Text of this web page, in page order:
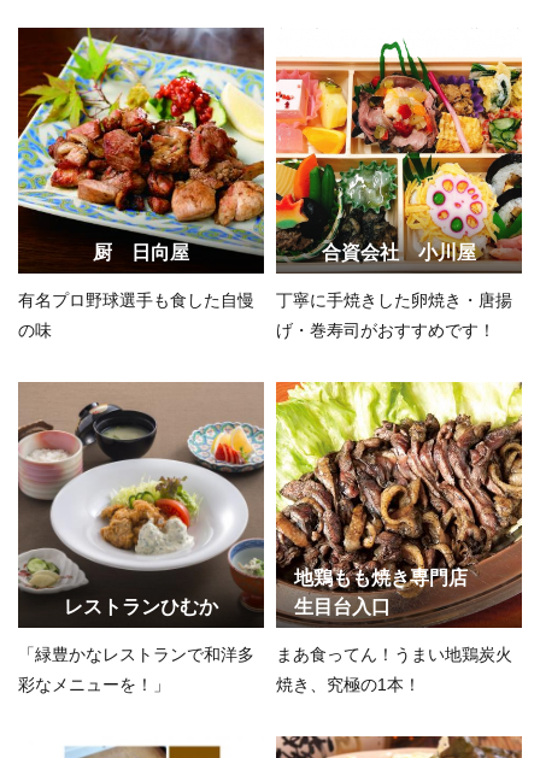
厨 日向屋
有名プロ野球選手も食した自慢
の味
合資会社 小川屋
丁寧に手焼きした卵焼き・唐揚
げ・巻寿司がおすすめです！
レストランひむか
「緑豊かなレストランで和洋多
彩なメニューを！」
地鶏もも焼き専門店
生目台入口
まあ食ってん！うまい地鶏炭火
焼き、究極の1本！